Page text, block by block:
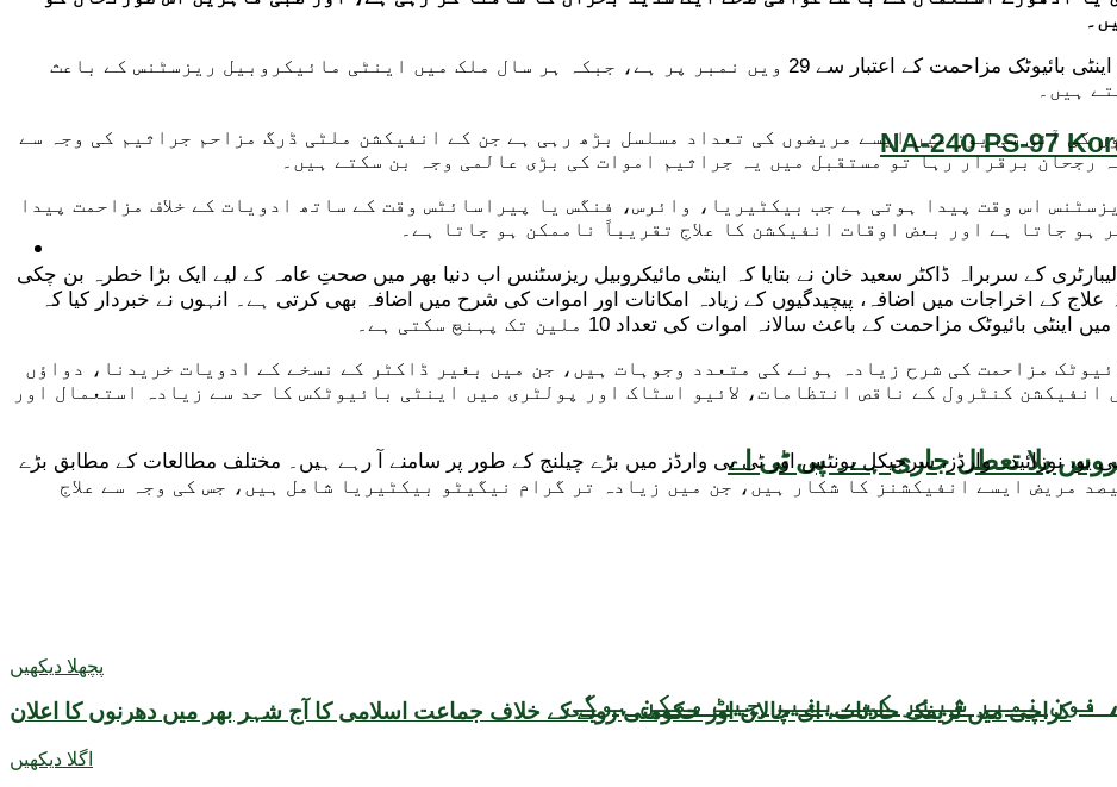
NA-240 PS-97
بلا تعطل جاری ہے۔ پی ٹی اے
فون نمبر شیئر کیے بغیر چیٹ ممکن ہوگی
ماہرین صحت کے مطابق پاکستان دنیا کے 204 ممالک میں اینٹی بائیوٹک مزاحمت کے اعتبار سے 29 ویں نمبر پر ہے، جبکہ ہر سال ملک میں اینٹی مائیکروبیل ریزسٹنس کے باعث
ہیں۔
کی آئی سی یوز میں ایسے مریضوں کی تعداد مسلسل بڑھ رہی ہے جن کے انفیکشن ملٹی ڈرگ مزاحم جراثیم کی وجہ سے
رجحان برقرار رہا تو مستقبل میں یہ جراثیم اموات کی بڑی عالمی وجہ بن سکتے ہیں۔
اس وقت پیدا ہوتی ہے جب بیکٹیریا، وائرس، فنگس یا پیراسائٹس وقت کے ساتھ ادویات کے خلاف مزاحمت پیدا
ہو جاتا ہے اور بعض اوقات انفیکشن کا علاج تقریباً ناممکن ہو جاتا ہے۔
کے سربراہ ڈاکٹر سعید خان نے بتایا کہ اینٹی مائیکروبیل ریزسٹنس اب دنیا بھر میں صحتِ عامہ کے لیے ایک بڑا خطرہ بن چکی
کے اخراجات میں اضافہ، پیچیدگیوں کے زیادہ امکانات اور اموات کی شرح میں اضافہ بھی کرتی ہے۔ انہوں نے خبردار کیا کہ
مزاحمت کی شرح زیادہ ہونے کی متعدد وجوہات ہیں، جن میں بغیر ڈاکٹر کے نسخے کے ادویات خریدنا، دواؤں
کنٹرول کے ناقص انتظامات، لائیو اسٹاک اور پولٹری میں اینٹی بائیوٹکس کا حد سے زیادہ استعمال اور
سی یو، نوزائیدہ وارڈز، سرجیکل یونٹس اور ٹی بی وارڈز میں بڑے چیلنج کے طور پر سامنے آ رہے ہیں۔ مختلف مطالعات کے مطابق بڑے
و نجی اسپتالوں میں آئی سی یو کے 40 سے 70 فیصد مریض ایسے انفیکشنز کا شکار ہیں، جن میں زیادہ تر گرام نیگیٹو بیکٹیریا شامل ہیں، جس کی وجہ سے علاج
پچھلا دیکھیں
کراچی میں ٹریفک حادثات، ای چالان اور حکومتی رویے کے خلاف جماعت اسلامی کا آج شہر بھر میں دھرنوں کا اعلان
اگلا دیکھیں